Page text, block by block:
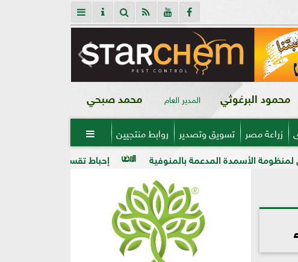
محمود البرغوثي المدير العام محمد صبحي
زراعة مصر تسويق وتصدير روابط منتجيين 
إحباط تقسيم قطعة أرض على مساحة 2000 متر بالمراغة قبل تنفيذ المخالفة المدعمة بالمنوفية